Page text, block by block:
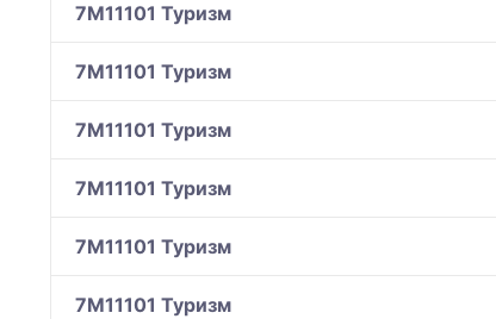
7M11101 Туризм
7M11101 Туризм
7M11101 Туризм
7M11101 Туризм
7M11101 Туризм
7M11101 Туризм